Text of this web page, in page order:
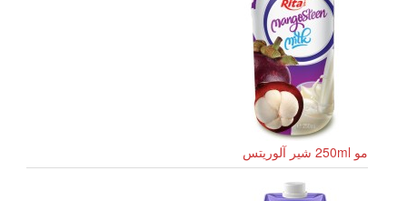
مو 250ml شیر آلوریتس